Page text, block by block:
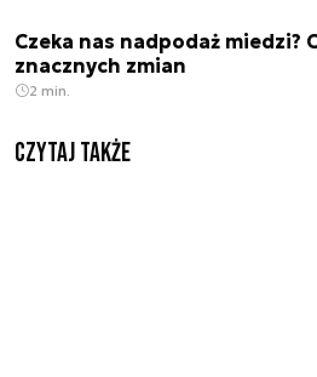
Czeka nas nadpodaż miedzi?
znacznych zmian
2 min.
Czytaj także